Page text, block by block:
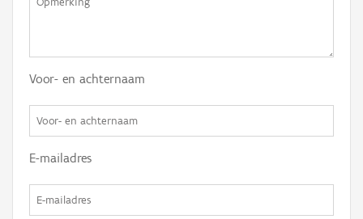
Voor- en achternaam
E-mailadres